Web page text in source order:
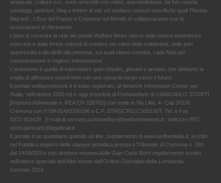
sindacale ,cultura ecc. sono arricchiti con video, una mediateca, da foto notizie,
sondaggi, petizioni, blog e lettere al sito ed ospitano sezioni specifiche quali Pianeta
Migranti , L'Eco del Popolo e Cremona nel Mondo in collaborazione con le
associazioni di riferimento.
L'idea di costruire la rete dei portali Welfare News nasce dalla nostra esperienza
concreta e dalla ferma volontà di credere nei valori della solidarietà, delle pari
opportunità e dei diritti alla persona, sui quali siamo convinti, vada fatta più
comunicazione e migliore informazione.
L'ambizione è quella di intercettare quei cittadini, giovani o anziani, che abbiamo la
voglia di affrontare questi temi con uno sguardo lungo verso il futuro.
Il portale welfarenetwork.it è stato registrato, al Network Information Center per
l'Italia, nell’ottobre 2005 ed è oggi proprietà di Puntowelfare di GIANCARLO STORTI
[Impresa individuale n. REA CR-188702] con sede in Via Litta, 4- Cap 26100
Cremona con P.IVA 01493300196 e C.F. STRGCR51C10D150T. Tel. e Fax
0372.453429 . E-mail di servizio puntowelfare@welfarenetwork.it ; indirizzo PEC
storti.giancarlo@legalmail.it
Il portale è un quotidiano gratuito on line, supplemento di www.welfareitalia.it ,Iscritto
nel Pubblico registro della stampa periodica presso il Tribunale di Cremona n. 393
dal 24/09/203 e con direttore responsabile Gian Carlo Storti regolarmente iscritto
nell’elenco speciale dell’Albo tenuto dall’Ordine Giornalisti della Lombardia.
Gennaio 2016